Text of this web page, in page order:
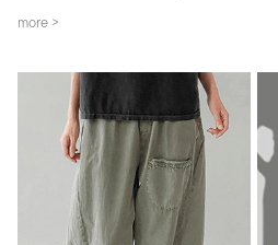
more >